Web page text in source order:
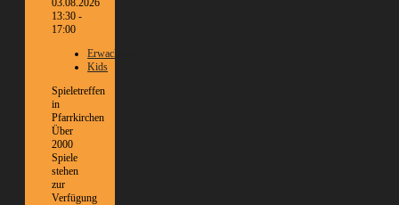
13:30 -
17:00
Erwachsene
Kids
Spieletreffen
in
Pfarrkirchen
Über
2000
Spiele
stehen
zur
Verfügung